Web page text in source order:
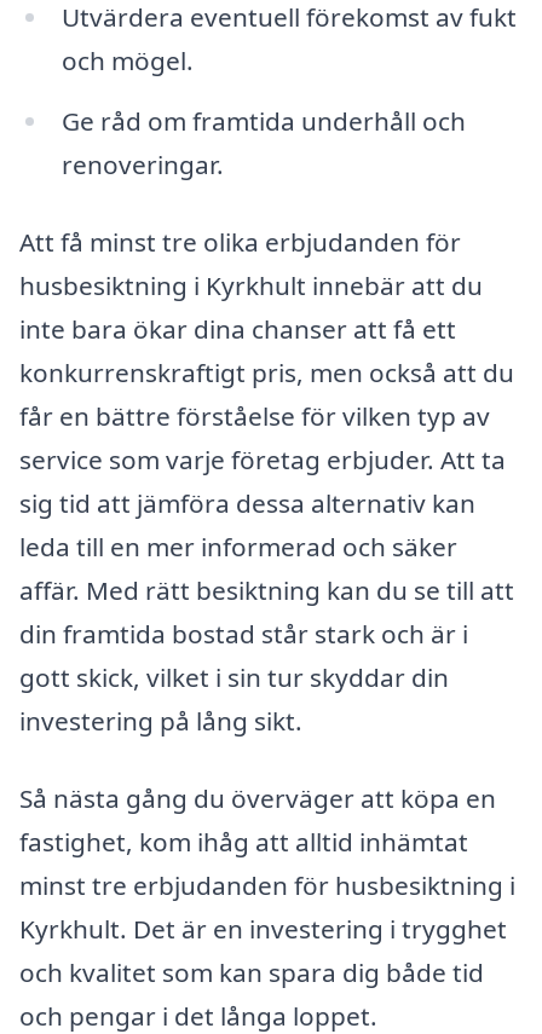
Utvärdera eventuell förekomst av fukt
och mögel.
Ge råd om framtida underhåll och
renoveringar.
Att få minst tre olika erbjudanden för
husbesiktning i Kyrkhult innebär att du
inte bara ökar dina chanser att få ett
konkurrenskraftigt pris, men också att du
får en bättre förståelse för vilken typ av
service som varje företag erbjuder. Att ta
sig tid att jämföra dessa alternativ kan
leda till en mer informerad och säker
affär. Med rätt besiktning kan du se till att
din framtida bostad står stark och är i
gott skick, vilket i sin tur skyddar din
investering på lång sikt.
Så nästa gång du överväger att köpa en
fastighet, kom ihåg att alltid inhämtat
minst tre erbjudanden för husbesiktning i
Kyrkhult. Det är en investering i trygghet
och kvalitet som kan spara dig både tid
och pengar i det långa loppet.